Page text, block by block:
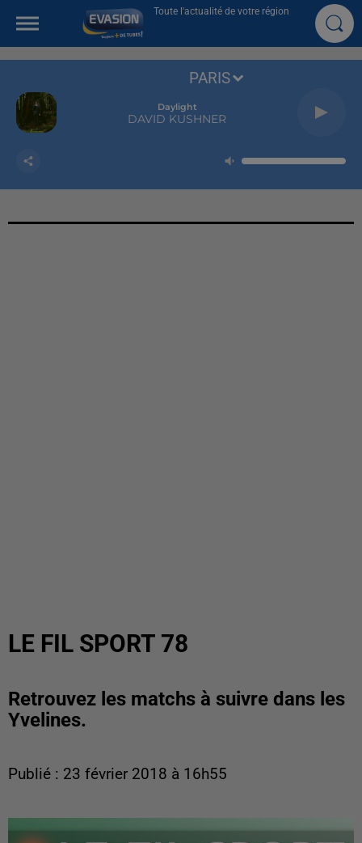
Toute l'actualité de votre région
Daylight
DAVID KUSHNER
PARIS
LE FIL SPORT 78
Retrouvez les matchs à suivre dans les
Yvelines.
Publié : 23 février 2018 à 16h55